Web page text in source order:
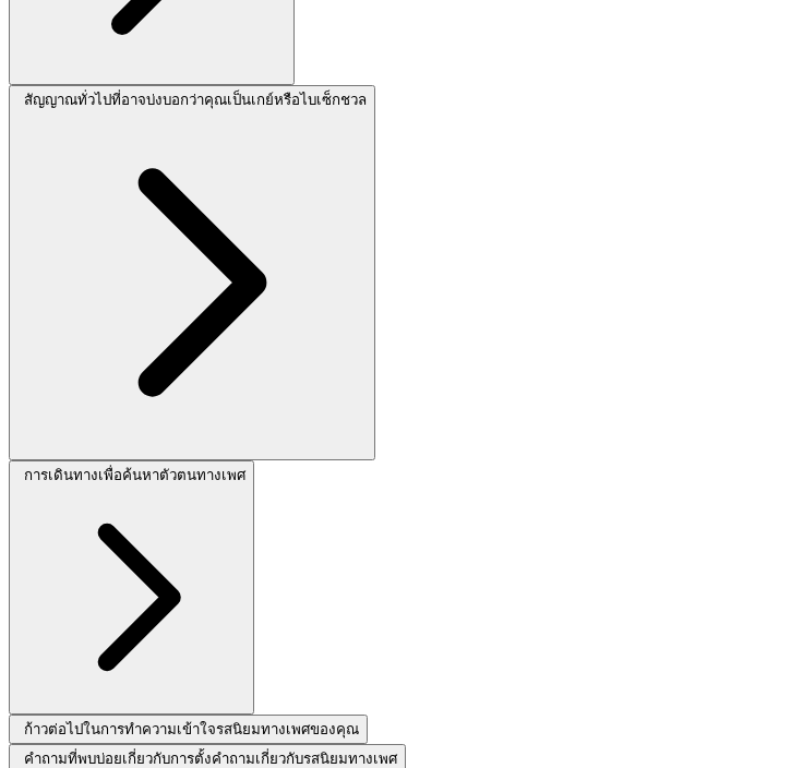
สัญญาณทั่วไปที่อาจบ่งบอกว่าคุณเป็นเกย์หรือไบเซ็กชวล
การเดินทางเพื่อค้นหาตัวตนทางเพศ
ก้าวต่อไปในการทำความเข้าใจรสนิยมทางเพศของคุณ
คำถามที่พบบ่อยเกี่ยวกับการตั้งคำถามเกี่ยวกับรสนิยมทางเพศ